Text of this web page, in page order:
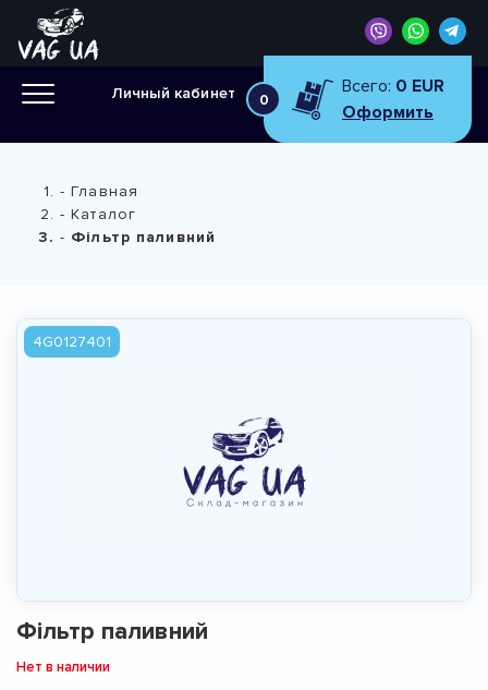
Личный кабинет 0
Всего: 0 EUR
Оформить
Главная
Каталог
Фільтр паливний
4G0127401
Фільтр паливний
Нет в наличии